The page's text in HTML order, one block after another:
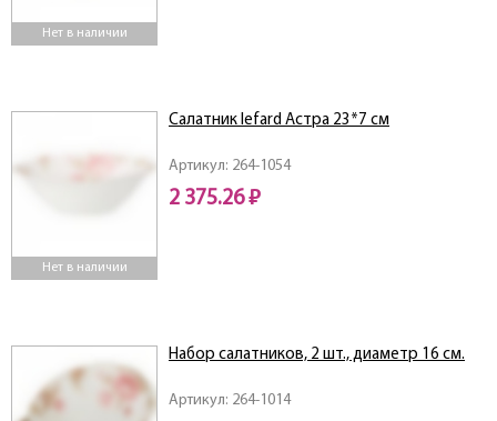
Нет в наличии
Нет в наличии
Артикул: 264-1054
Салатник lefard Астра 23*7 см
2 375.26 ₽
Артикул: 264-1014
Набор салатников, 2 шт., диаметр 16 см.